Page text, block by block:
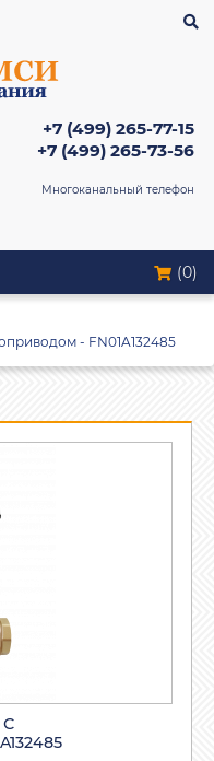
+7 (499) 265-77-15
+7 (499) 265-73-56
Многоканальный телефон
(0)
- FN01A132485
С